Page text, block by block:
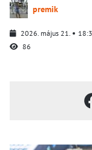
premik
2026. május 21.
86